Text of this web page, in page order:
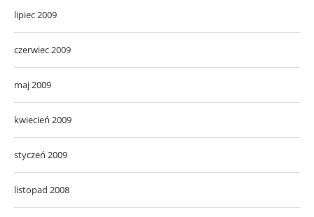
lipiec 2009
czerwiec 2009
maj 2009
kwiecień 2009
styczeń 2009
listopad 2008